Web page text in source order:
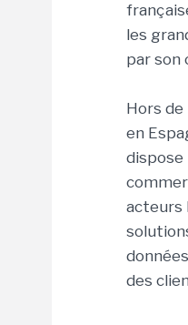
les
par son
Hors
en
dispose
acteurs
des